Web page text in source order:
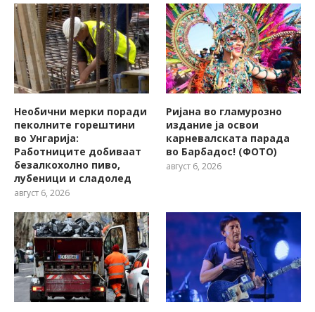
Необични мерки поради
пеколните горештини
во Унгарија:
Работниците добиваат
безалкохолно пиво,
лубеници и сладолед
август 6, 2026
Ријана во гламурозно
издание ја освои
карневалската парада
во Барбадос! (ФОТО)
август 6, 2026